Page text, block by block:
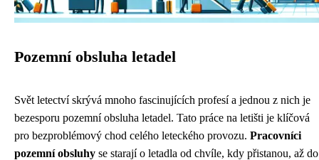
Pozemní obsluha letadel
Svět letectví skrývá mnoho fascinujících profesí a jednou z nich je
bezesporu pozemní obsluha letadel. Tato práce na letišti je klíčová
pro bezproblémový chod celého leteckého provozu. Pracovníci
pozemní obsluhy se starají o letadla od chvíle, kdy přistanou, až do